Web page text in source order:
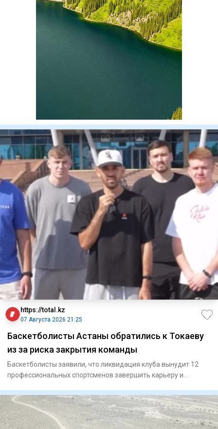
https://total.kz
07 Августа 2026 21:25
Баскетболисты Астаны обратились к Токаеву
из за риска закрытия команды
Баскетболисты заявили, что ликвидация клуба вынудит 12
профессиональных спортсменов завершить карьеру и